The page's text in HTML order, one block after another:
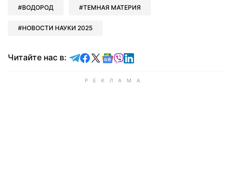
ВОДОРОД ТЕМНАЯ МАТЕРИЯ
НОВОСТИ НАУКИ 2025
Читайте нас в: Читайте в Telegram
Читайте в Facebook
Читайте в X
Читайте в Google news
Читайте в Viber
Читайте в LinkedIn